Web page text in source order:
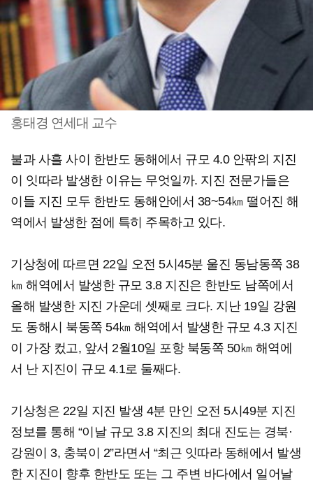
홍태경 연세대 교수
불과 사흘 사이 한반도 동해에서 규모 4.0 안팎의 지진
이 잇따라 발생한 이유는 무엇일까. 지진 전문가들은
이들 지진 모두 한반도 동해안에서 38~54㎞ 떨어진 해
역에서 발생한 점에 특히 주목하고 있다.
기상청에 따르면 22일 오전 5시45분 울진 동남동쪽 38
㎞ 해역에서 발생한 규모 3.8 지진은 한반도 남쪽에서
올해 발생한 지진 가운데 셋째로 크다. 지난 19일 강원
도 동해시 북동쪽 54㎞ 해역에서 발생한 규모 4.3 지진
이 가장 컸고, 앞서 2월10일 포항 북동쪽 50㎞ 해역에
서 난 지진이 규모 4.1로 둘째다.
기상청은 22일 지진 발생 4분 만인 오전 5시49분 지진
정보를 통해 “이날 규모 3.8 지진의 최대 진도는 경북·
강원이 3, 충북이 2”라면서 “최근 잇따라 동해에서 발생
한 지진이 향후 한반도 또는 그 주변 바다에서 일어날